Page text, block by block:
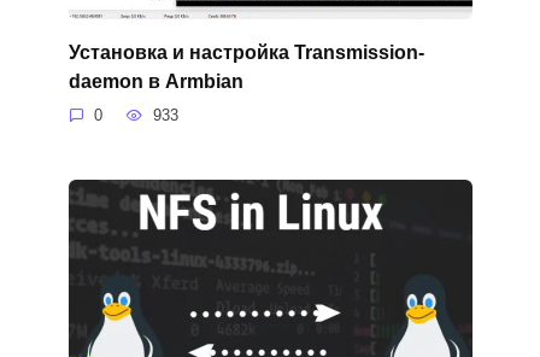
Установка и настройка Transmission-
daemon в Armbian
0 933